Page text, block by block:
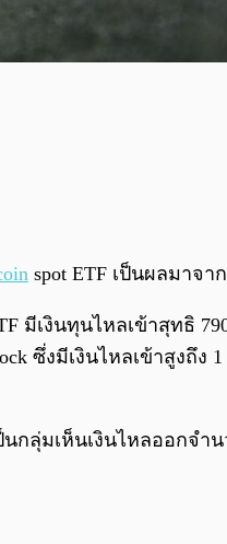
spot ETF เป็นผลมาจ
มีเงินทุนไหลเข้าสุทธิ
ซึ่งมีเงินไหลเข้าสูงถึ
ลุ่มเห็นเงินไหลออกจำ